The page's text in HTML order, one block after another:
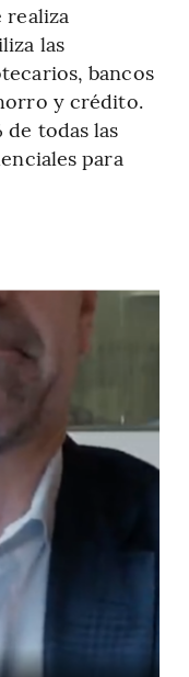
realiza
las
bancos
y crédito.
de todas las
para